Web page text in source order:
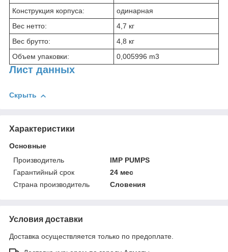
Конструкция корпуса:
одинарная
Вес нетто:
4,7 кг
Вес брутто:
4,8 кг
Объем упаковки:
0,005996 m3
Лист данных
Скрыть
Характеристики
Основные
Производитель
IMP PUMPS
Гарантийный срок
24 мес
Страна производитель
Словения
Условия доставки
Доставка осуществляется только по предоплате.